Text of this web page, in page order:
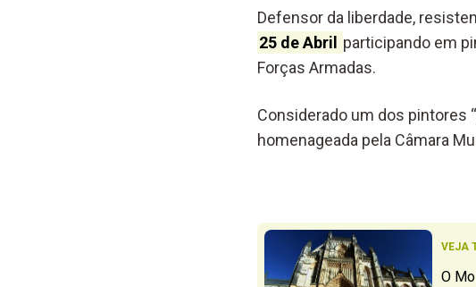
Defensor da liberdade,
25 de Abril
participando em
Forças Armadas.
Considerado um dos pintores
homenageada pela Câmara
VEJA
O